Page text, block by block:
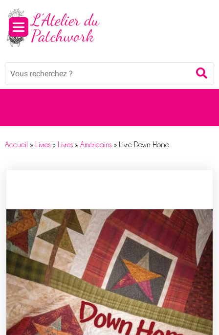
Mots
Accueil » Livres » Livres » Américains » Livre Down Home
Panneau de gestion des cookies